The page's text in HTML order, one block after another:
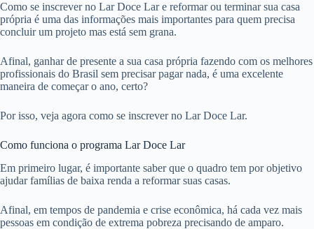
Como se inscrever no Lar Doce Lar e reformar ou terminar sua casa
própria é uma das informações mais importantes para quem precisa
concluir um projeto mas está sem grana.
Afinal, ganhar de presente a sua casa própria fazendo com os melhores
profissionais do Brasil sem precisar pagar nada, é uma excelente
maneira de começar o ano, certo?
Por isso, veja agora como se inscrever no Lar Doce Lar.
Como funciona o programa Lar Doce Lar
Em primeiro lugar, é importante saber que o quadro tem por objetivo
ajudar famílias de baixa renda a reformar suas casas.
Afinal, em tempos de pandemia e crise econômica, há cada vez mais
pessoas em condição de extrema pobreza precisando de amparo.